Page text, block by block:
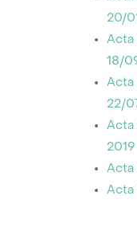
20/
Acta
18/
Acta
22/
Acta
2019
Acta
Acta